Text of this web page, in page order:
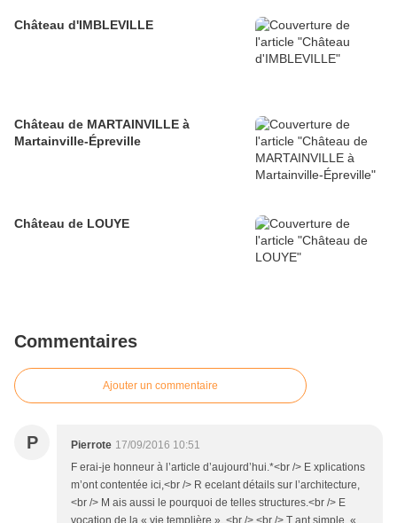
Château d'IMBLEVILLE
Château de MARTAINVILLE à
Martainville-Épreville
Château de LOUYE
Commentaires
Ajouter un commentaire
P Pierrote 17/09/2016 10:51
F erai-je honneur à l’article d’aujourd’hui.*<br /> E xplications
m’ont contentée ici,<br /> R ecelant détails sur l’architecture,
<br /> M ais aussi le pourquoi de telles structures.<br /> E
vocation de la « vie templière », <br /> <br /> T ant simple, «